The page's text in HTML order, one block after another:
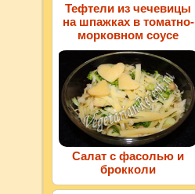
Тефтели из чечевицы
на шпажках в томатно-
морковном соусе
Салат с фасолью и
брокколи